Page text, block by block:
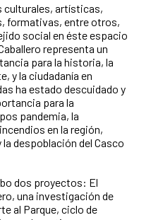
culturales, artísticas,
formativas, entre otros,
social en éste espacio
representa un
para la historia, la
y la ciudadanía en
ha estado descuidado y
para la
pandemia, la
en la región,
despoblación del Casco
dos proyectos: El
una investigación de
al Parque, ciclo de